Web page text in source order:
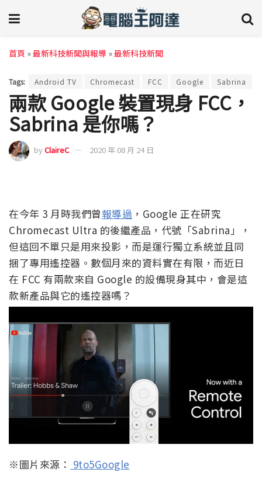
首頁 »最新科技新聞與報導 »最新科技新聞
Tags: Android TV Chromecast FCC Google Sabrina
兩款 Google 裝置現身 FCC，
Sabrina 是你嗎？
byClaireC 2020 年 08 月 24 日
在今年 3 月時我們曾報導過 ，Google 正在研究
Chromecast Ultra 的後繼產品，代號「Sabrina」，
但這回不單只是用來投影，而是運行獨立系統並且同
捆了專用遙控器。數個月來的資料實在有限，而近日
在 FCC 有兩款來自 Google 的設備現身其中，會是這
款新產品與它的遙控器嗎？
※圖片來源： 9to5Google